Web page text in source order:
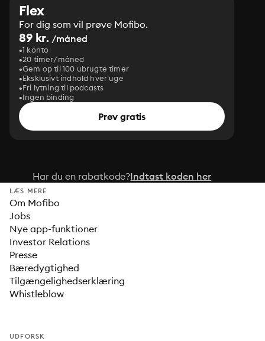
Flex
For dig som vil prøve Mofibo.
89 kr. /måned
1 konto
20 timer/måned
Gem op til 100 ubrugte timer
Eksklusivt indhold hver uge
Fri lytning til podcasts
Ingen binding
Prøv gratis
Har du en rabatkode?Indtast koden her
LÆS MERE
Om Mofibo
Jobs
Nye app-funktioner
Investor Relations
Presse
Bæredygtighed
Tilgængelighedserklæring
Whistleblow
UDFORSK